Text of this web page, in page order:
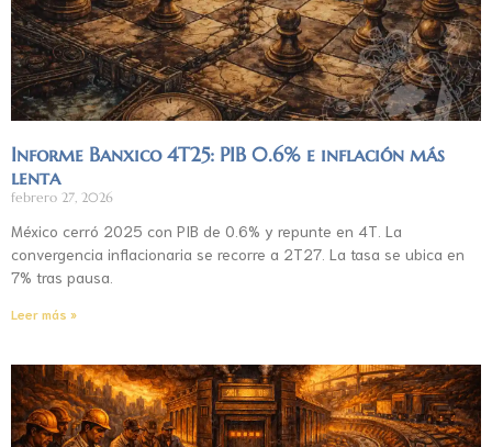
Informe Banxico 4T25: PIB 0.6% e inflación más
lenta
febrero 27, 2026
México cerró 2025 con PIB de 0.6% y repunte en 4T. La
convergencia inflacionaria se recorre a 2T27. La tasa se ubica en
7% tras pausa.
Leer más »